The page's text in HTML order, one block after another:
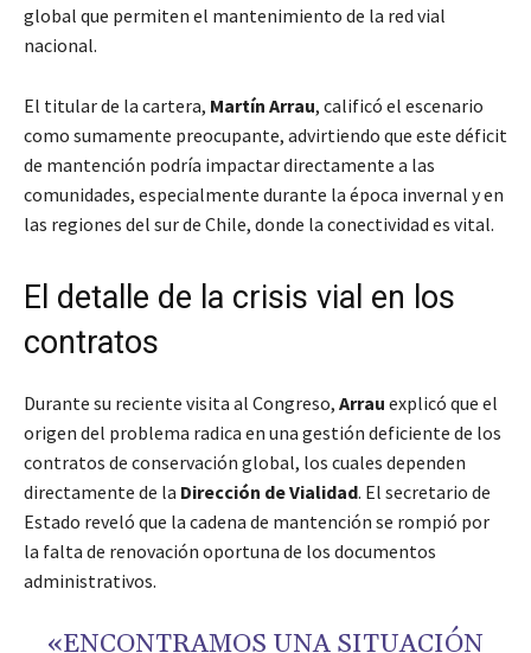
global que permiten el mantenimiento de la red vial
nacional.
El titular de la cartera, Martín Arrau, calificó el escenario
como sumamente preocupante, advirtiendo que este déficit
de mantención podría impactar directamente a las
comunidades, especialmente durante la época invernal y en
las regiones del sur de Chile, donde la conectividad es vital.
El detalle de la crisis vial en los
contratos
Durante su reciente visita al Congreso, Arrau explicó que el
origen del problema radica en una gestión deficiente de los
contratos de conservación global, los cuales dependen
directamente de la Dirección de Vialidad. El secretario de
Estado reveló que la cadena de mantención se rompió por
la falta de renovación oportuna de los documentos
administrativos.
«ENCONTRAMOS UNA SITUACIÓN